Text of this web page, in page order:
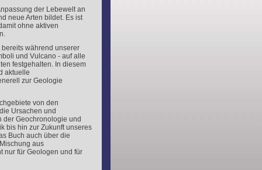
der Lebewelt an
neue Arten bildet. Es ist
ohne aktiven
während unserer
und Vulcano - auf alle
festgehalten. In diesem
aktuelle
zur Geologie
von den
Ursachen und
der Geochronologie und
bis hin zur Zukunft unseres
Buch auch über die
aus
nur für Geologen und für